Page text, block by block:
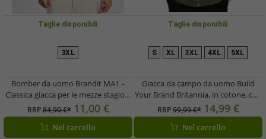
Taglie disponibili
3XL
Bomber da uomo Brandit MA1 –
Classica giacca per le mezze stagioni
con fodera imbottita (Verde
oliva/Arancione)
RRP84,90 €* 11,00 €
Nel carrello
Taglie disponibili
S XL 3XL 4XL 5XL
Giacca da campo da uomo Build
Your Brand Britannia, in cotone, con
collo alto e cappuccio, B3116 Verde
oliva
RRP99,99 €* 14,99 €
Nel carrello